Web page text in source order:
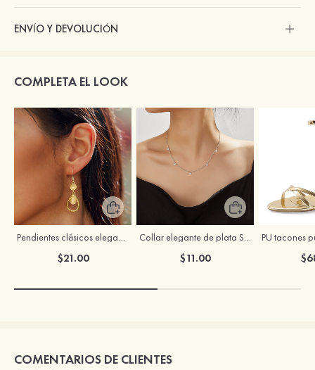
ENVÍO Y DEVOLUCIÓN
COMPLETA EL LOOK
Pendientes clásicos elegantes de aleación para mujer
$21.00
Collar elegante de plata S925 con zirconio cúbico para mujer
$11.00
COMENTARIOS DE CLIENTES